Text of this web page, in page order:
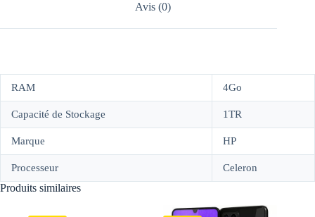
Avis (0)
RAM 4Go
Capacité de Stockage 1TR
Marque HP
Processeur Celeron
Produits similaires